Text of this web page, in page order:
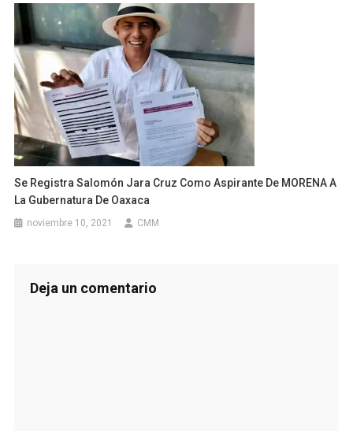
Se Registra Salomón Jara Cruz Como Aspirante De MORENA A
La Gubernatura De Oaxaca
noviembre 10, 2021 CMM
Deja un comentario